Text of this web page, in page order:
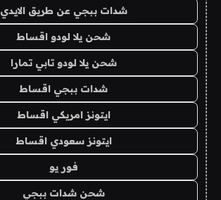
شدات ببجي عن طريق الايدي
شحن يلا لودو اقساط
شحن يلا لودو تابي تمارا
شدات ببجي اقساط
ايتونز امريكي اقساط
ايتونز سعودي اقساط
فور يو
شحن شدات ببجي